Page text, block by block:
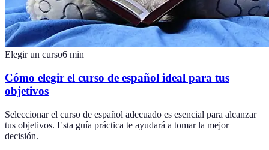
Elegir un curso6 min
Cómo elegir el curso de español ideal para tus
objetivos
Seleccionar el curso de español adecuado es esencial para alcanzar
tus objetivos. Esta guía práctica te ayudará a tomar la mejor
decisión.